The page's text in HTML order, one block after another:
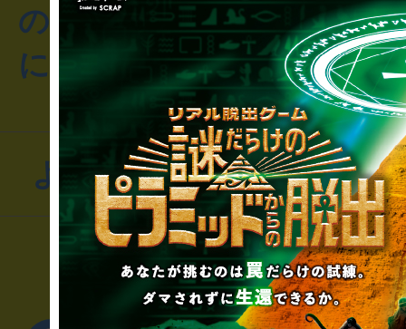
のお客様からのご質問や
にお問い合わせください
よくあるお問い合わせ
▼一般のお客様